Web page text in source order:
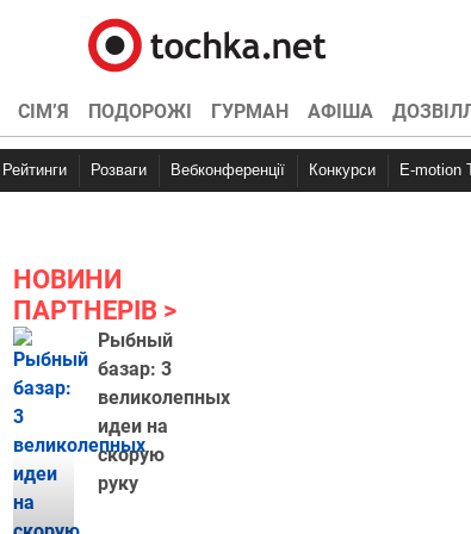
СІМ’Я ПОДОРОЖІ ГУРМАН АФІША
Рейтинги Розваги Вебконференції Конкурси E-motion
НОВИНИ
ПАРТНЕРІВ
Рыбный
базар: 3
великолепных
идеи на
скорую
руку